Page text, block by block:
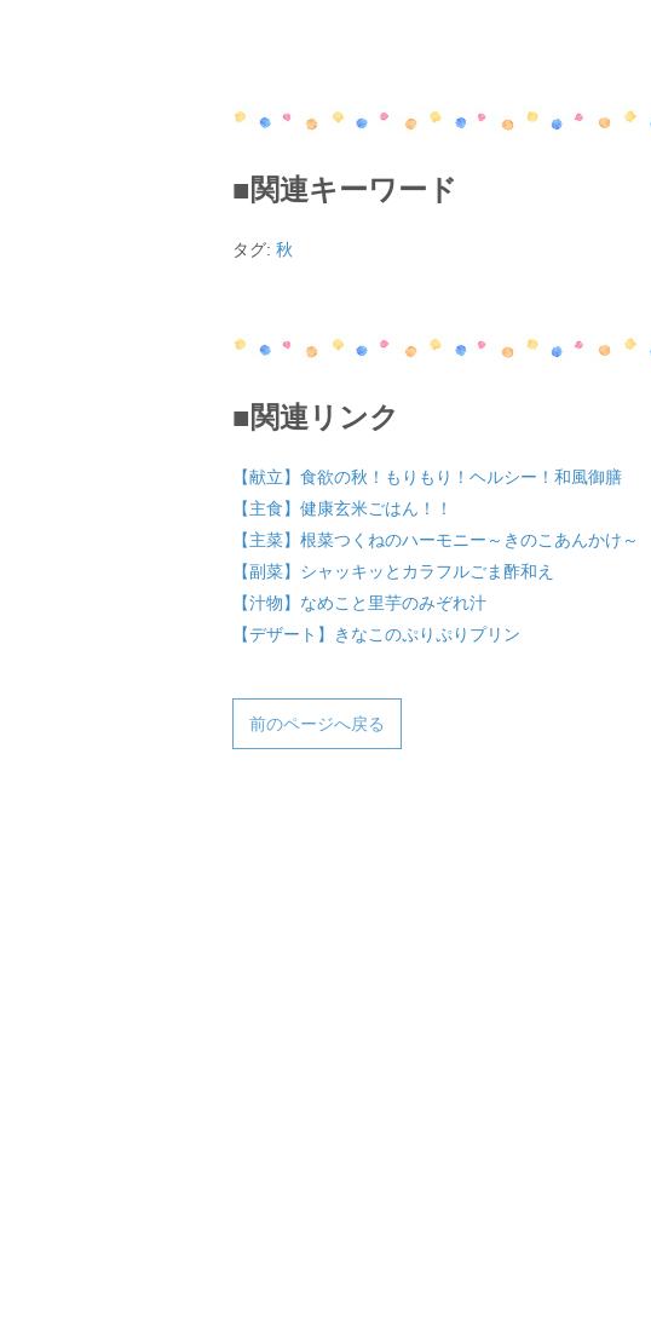
■関連キーワード
タグ: 秋
■関連リンク
【献立】食欲の秋！もりもり！ヘルシー！和風御膳
【主食】健康玄米ごはん！！
【主菜】根菜つくねのハーモニー～きのこあんかけ～
【副菜】シャッキッとカラフルごま酢和え
【汁物】なめこと里芋のみぞれ汁
【デザート】きなこのぷりぷりプリン
前のページへ戻る